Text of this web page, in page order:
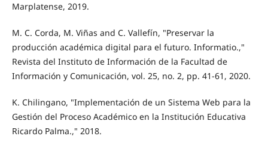
Marplatense, 2019.
M. C. Corda, M. Viñas and C. Vallefín, "Preservar la
producción académica digital para el futuro. Informatio.,"
Revista del Instituto de Información de la Facultad de
Información y Comunicación, vol. 25, no. 2, pp. 41-61, 2020.
K. Chilingano, "Implementación de un Sistema Web para la
Gestión del Proceso Académico en la Institución Educativa
Ricardo Palma.," 2018.